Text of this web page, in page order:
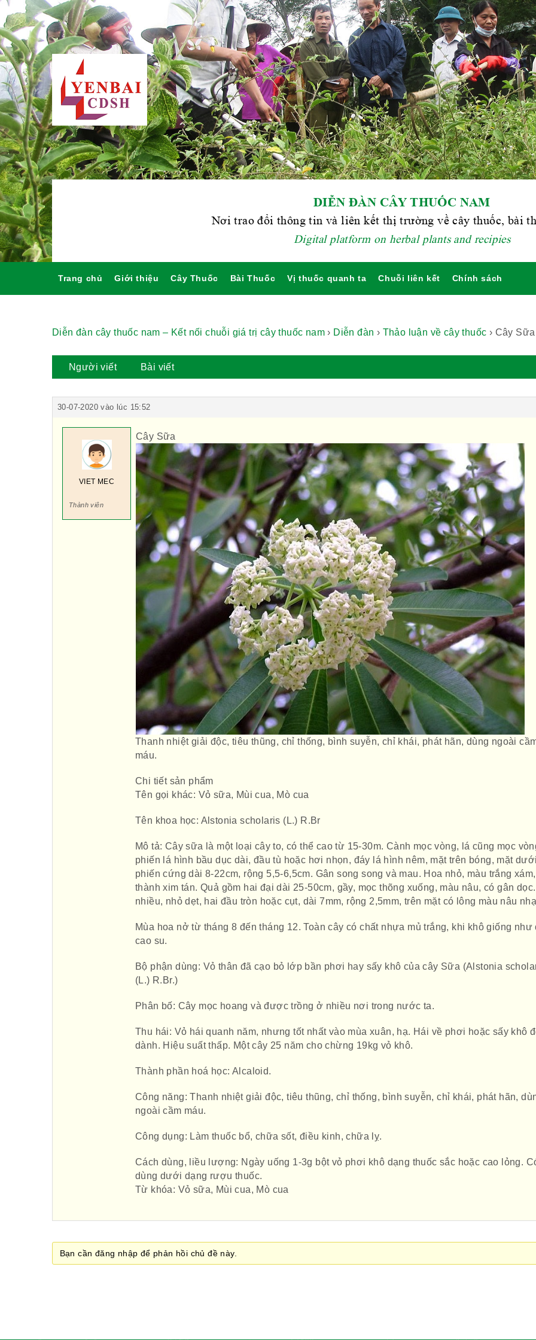
DIỄN ĐÀN CÂY THUỐC NAM
Nơi trao đổi thông tin và liên kết thị trường về cây thuốc, bài
Digital platform on herbal plants and recipies
Trang chủ Giới thiệu Cây Thuốc Bài Thuốc Vị thuốc quanh ta Chuỗi liên kết Chính sách
Diễn đàn cây thuốc nam – Kết nối chuỗi giá trị cây thuốc nam › Diễn đàn › Thảo luận về cây thuốc › Cây Sữa
Người viết Bài viết
30-07-2020 vào lúc 15:52
VIET MEC
Thành viên
Cây Sữa
Thanh nhiệt giải độc, tiêu thũng, chỉ thống, bình suyễn, chỉ khái, phát hãn, dùng ngoài
máu.
Chi tiết sản phẩm
Tên gọi khác: Vỏ sữa, Mùi cua, Mò cua
Tên khoa học: Alstonia scholaris (L.) R.Br
Mô tả: Cây sữa là một loại cây to, có thể cao từ 15-30m. Cành mọc vòng, lá cũng mọc
phiến lá hình bầu dục dài, đầu tù hoặc hơi nhọn, đáy lá hình nêm, mặt trên bóng, mặt
phiến cứng dài 8-22cm, rộng 5,5-6,5cm. Gân song song và mau. Hoa nhỏ, màu trắng
thành xim tán. Quả gồm hai đại dài 25-50cm, gầy, mọc thõng xuống, màu nâu, có gân
nhiều, nhỏ dẹt, hai đầu tròn hoặc cụt, dài 7mm, rộng 2,5mm, trên mặt có lông màu nâu
Mùa hoa nở từ tháng 8 đến tháng 12. Toàn cây có chất nhựa mủ trắng, khi khô giống như
cao su.
Bộ phận dùng: Vỏ thân đã cạo bỏ lớp bần phơi hay sấy khô của cây Sữa (Alstonia
(L.) R.Br.)
Phân bố: Cây mọc hoang và được trồng ở nhiều nơi trong nước ta.
Thu hái: Vỏ hái quanh năm, nhưng tốt nhất vào mùa xuân, hạ. Hái về phơi hoặc sấy khô
dành. Hiệu suất thấp. Một cây 25 năm cho chừng 19kg vỏ khô.
Thành phần hoá học: Alcaloid.
Công năng: Thanh nhiệt giải độc, tiêu thũng, chỉ thống, bình suyễn, chỉ khái, phát hãn,
ngoài cầm máu.
Công dụng: Làm thuốc bổ, chữa sốt, điều kinh, chữa lỵ.
Cách dùng, liều lượng: Ngày uống 1-3g bột vỏ phơi khô dạng thuốc sắc hoặc cao lỏng.
dùng dưới dạng rượu thuốc.
Từ khóa: Vỏ sữa, Mùi cua, Mò cua
Bạn cần đăng nhập để phản hồi chủ đề này.